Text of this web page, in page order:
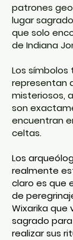
patrones
lugar
que solo
de Indiana
Los
representan
misteriosos,
son
encuentran
celtas.
Los
realmente
claro es que
de
Wixarika que
sagrado
realizar sus